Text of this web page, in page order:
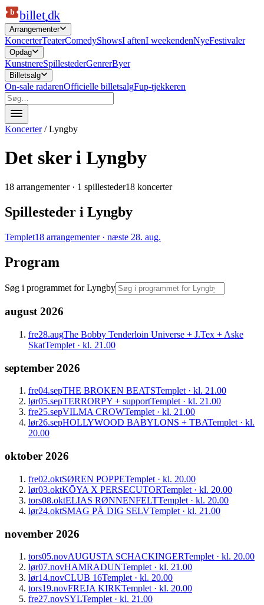
b billetdk
Arrangementer
KoncerterTeaterComedyShowsI aftenI weekendenNyeFestivaler
Opdag
KunstnereSpillestederGenrerByer
Billetsalg
On-sale radarenOfficielle billetsalgFup-tjekkeren
Koncerter/Lyngby
Det sker i Lyngby
18 arrangementer · 1 spillesteder18 koncerter
Spillesteder i Lyngby
Templet18 arrangementer· næste 28. aug.
Program
Søg i programmet for Lyngby
august 2026
fre28.augThe Bobby Tenderloin Universe + J.Tex + Aske
SkatTemplet · kl. 21.00
september 2026
fre04.sepTHE BROKEN BEATSTemplet · kl. 21.00
lør05.sepTERRORPY + supportTemplet · kl. 21.00
fre25.sepVILMA CROWTemplet · kl. 21.00
lør26.sepHOLLYWOOD BABYLONS + TBATemplet · kl.
20.00
oktober 2026
fre02.oktSØREN POPPETemplet · kl. 20.00
lør03.oktKŌYA X PERSECUTORTemplet · kl. 20.00
tors08.oktELIAS RØNNENFELTTemplet · kl. 20.00
lør24.oktSMAG PÅ DIG SELVTemplet · kl. 21.00
november 2026
tors05.novAUGUSTA SCHACKINGERTemplet · kl. 20.00
lør07.novHAMRADUNTemplet · kl. 21.00
lør14.novCLUB 16Templet · kl. 20.00
tors19.novFREJA KIRKTemplet · kl. 20.00
fre27.novSYLTemplet · kl. 21.00